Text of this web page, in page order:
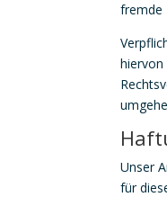
fremde
Unser
für